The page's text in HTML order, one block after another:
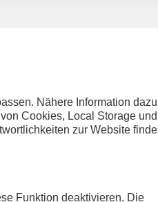
Teilen
Nähere Information
Cookies, Local Storage
zur Website
Funktion deaktivieren. Die